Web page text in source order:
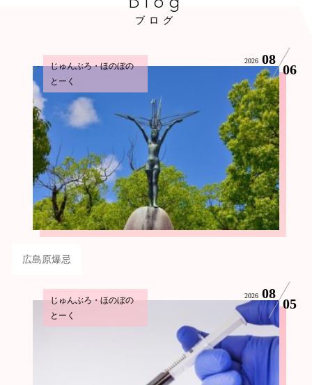
ブログ
じゅんぶろ・ほのぼの
とーく
2026 08
06
広島原爆忌
じゅんぶろ・ほのぼの
とーく
2026 08
05